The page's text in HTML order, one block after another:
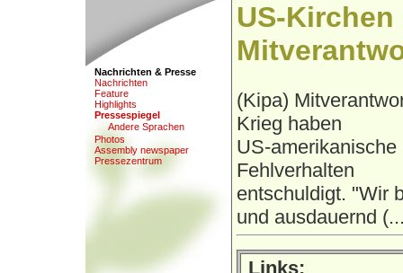
Nachrichten & Presse
Nachrichten
Feature
Highlights
Pressespiegel
Andere Sprachen
Photos
Assembly newspaper
Pressezentrum
US-
(Kipa)
Krieg haben
US-
Fehlverhalten
entschuldigt. "Wir
und ausdauernd
Links: